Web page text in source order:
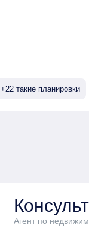
+22 такие планировки
Агент по